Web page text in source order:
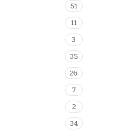
51
11
3
35
26
7
2
34